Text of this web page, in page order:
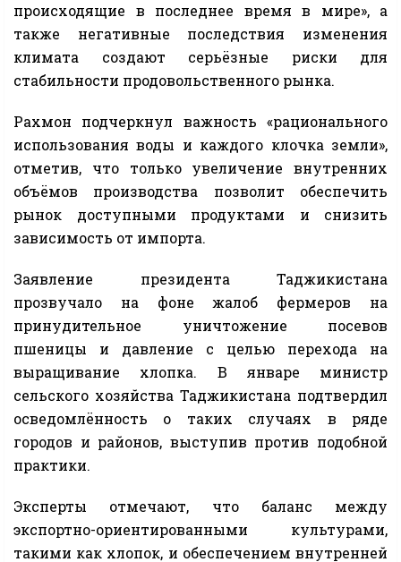
происходящие в последнее время в мире», а
также негативные последствия изменения
климата создают серьёзные риски для
стабильности продовольственного рынка.
Рахмон подчеркнул важность «рационального
использования воды и каждого клочка земли»,
отметив, что только увеличение внутренних
объёмов производства позволит обеспечить
рынок доступными продуктами и снизить
зависимость от импорта.
Заявление президента Таджикистана
прозвучало на фоне жалоб фермеров на
принудительное уничтожение посевов
пшеницы и давление с целью перехода на
выращивание хлопка. В январе министр
сельского хозяйства Таджикистана подтвердил
осведомлённость о таких случаях в ряде
городов и районов, выступив против подобной
практики.
Эксперты отмечают, что баланс между
экспортно-ориентированными культурами,
такими как хлопок, и обеспечением внутренней